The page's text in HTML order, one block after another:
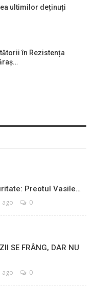
ultimilor deținuți
în Rezistența
Preotul Vasile…
ago 0
SE FRÂNG, DAR NU
ago 0